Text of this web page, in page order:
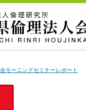
モーニングセミナーレポート